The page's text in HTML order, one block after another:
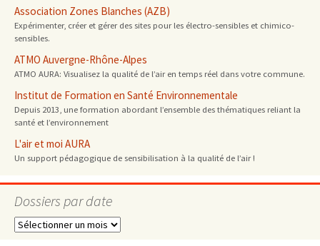
Association Zones Blanches (AZB)
Expérimenter, créer et gérer des sites pour les électro-sensibles et chimico-
sensibles.
ATMO Auvergne-Rhône-Alpes
ATMO AURA: Visualisez la qualité de l’air en temps réel dans votre commune.
Institut de Formation en Santé Environnementale
Depuis 2013, une formation abordant l’ensemble des thématiques reliant la
santé et l’environnement
L'air et moi AURA
Un support pédagogique de sensibilisation à la qualité de l’air !
Dossiers par date
Dossiers